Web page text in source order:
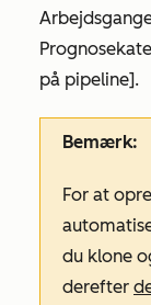
på pipeline].
Bemærk:
For at
du klone
derefter